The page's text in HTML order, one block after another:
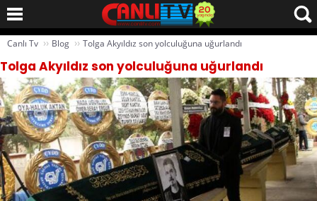
Canlı Tv ›› Blog ›› Tolga Akyıldız son yolculuğuna uğurlandı
Tolga Akyıldız son yolculuğuna uğurlandı